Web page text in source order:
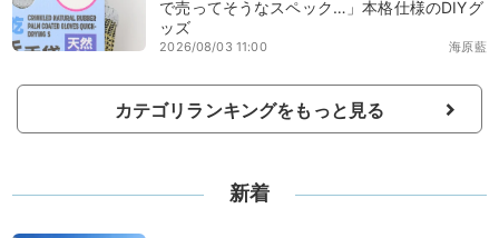
で売ってそうなスペック…」本格仕様のDIYグ
ッズ
海原藍
2026/08/03 11:00
カテゴリランキングをもっと見る
新着